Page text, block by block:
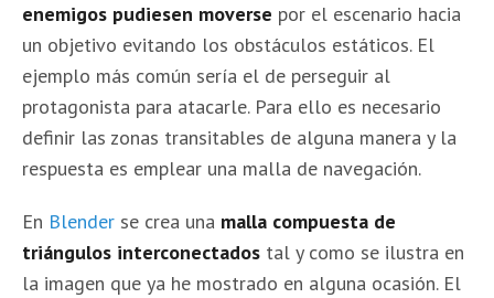
enemigos pudiesen moverse por el escenario hacia
un objetivo evitando los obstáculos estáticos. El
ejemplo más común sería el de perseguir al
protagonista para atacarle. Para ello es necesario
definir las zonas transitables de alguna manera y la
respuesta es emplear una malla de navegación.
En Blender se crea una malla compuesta de
triángulos interconectados tal y como se ilustra en
la imagen que ya he mostrado en alguna ocasión. El